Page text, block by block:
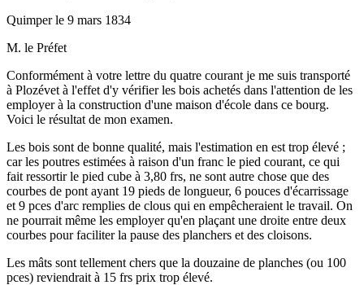
Quimper le 9 mars 1834
M. le Préfet
Conformément à votre lettre du quatre courant je me suis transporté
à Plozévet à l'effet d'y vérifier les bois achetés dans l'attention de les
employer à la construction d'une maison d'école dans ce bourg.
Voici le résultat de mon examen.
Les bois sont de bonne qualité, mais l'estimation en est trop élevé ;
car les poutres estimées à raison d'un franc le pied courant, ce qui
fait ressortir le pied cube à 3,80 frs, ne sont autre chose que des
courbes de pont ayant 19 pieds de longueur, 6 pouces d'écarrissage
et 9 pces d'arc remplies de clous qui en empêcheraient le travail. On
ne pourrait même les employer qu'en plaçant une droite entre deux
courbes pour faciliter la pause des planchers et des cloisons.
Les mâts sont tellement chers que la douzaine de planches (ou 100
pces) reviendrait à 15 frs prix trop élevé.